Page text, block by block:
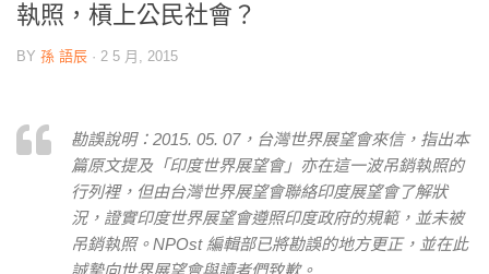
執照，槓上公民社會？
BY 孫 語辰 · 2 5 月, 2015
勘誤說明：2015. 05. 07，台灣世界展望會來信，指出本
篇原文提及「印度世界展望會」亦在這一波吊銷執照的
行列裡，但由台灣世界展望會聯絡印度展望會了解狀
況，證實印度世界展望會遵照印度政府的規範，並未被
吊銷執照。NPOst 編輯部已將勘誤的地方更正，並在此
誠摯向世界展望會與讀者們致歉。